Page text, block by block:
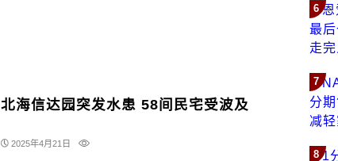
北海信达园突发水患 58间民宅受波及
2025年4月21日
6
7
8